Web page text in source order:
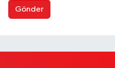
Gönder